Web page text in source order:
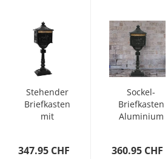
Stehender
Briefkasten
mit
42,5 x 29,5
347.95 CHF
Sockel-
Briefkasten
Aluminium
Rostfrei
360.95 CHF